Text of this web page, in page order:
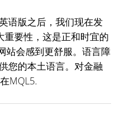
语版之后，我们现在发
重要性，这是正和时宜的
站会感到更舒服。语言障
您的本土语言。对金融
MQL5.